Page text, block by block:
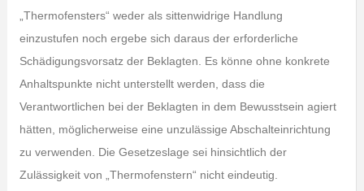
„Thermofensters“ weder als sittenwidrige Handlung
einzustufen noch ergebe sich daraus der erforderliche
Schädigungsvorsatz der Beklagten. Es könne ohne konkrete
Anhaltspunkte nicht unterstellt werden, dass die
Verantwortlichen bei der Beklagten in dem Bewusstsein agiert
hätten, möglicherweise eine unzulässige Abschalteinrichtung
zu verwenden. Die Gesetzeslage sei hinsichtlich der
Zulässigkeit von „Thermofenstern“ nicht eindeutig.